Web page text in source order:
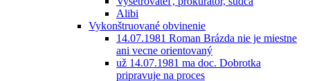
Alibi
Vykonštruované obvinenie
14.07.1981 Roman Brázda nie je miestne
ani vecne orientovaný
už 14.07.1981 ma doc. Dobrotka
pripravuje na proces